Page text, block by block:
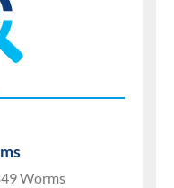
Worms